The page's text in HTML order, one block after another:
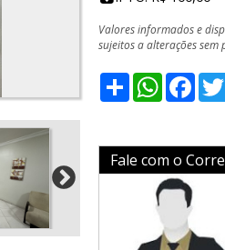
Valores informados e
sujeitos a alterações sem
Share
Fale com o